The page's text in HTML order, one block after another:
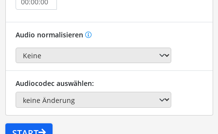
Audio normalisieren
Audiocodec auswählen: